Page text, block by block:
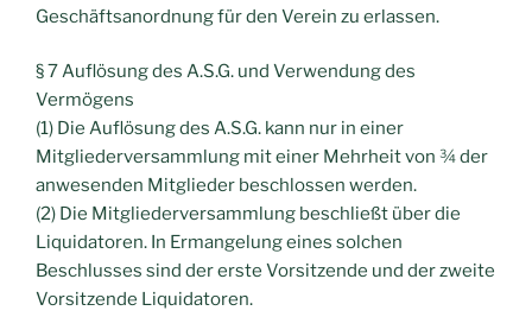
Geschäftsanordnung für den Verein zu erlassen.
§ 7 Auflösung des A.S.G. und Verwendung des
Vermögens
(1) Die Auflösung des A.S.G. kann nur in einer
Mitgliederversammlung mit einer Mehrheit von ¾ der
anwesenden Mitglieder beschlossen werden.
(2) Die Mitgliederversammlung beschließt über die
Liquidatoren. In Ermangelung eines solchen
Beschlusses sind der erste Vorsitzende und der zweite
Vorsitzende Liquidatoren.